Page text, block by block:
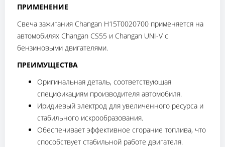
ПРИМЕНЕНИЕ
Свеча зажигания Changan H15T0020700 применяется на
автомобилях Changan CS55 и Changan UNI-V с
бензиновыми двигателями.
ПРЕИМУЩЕСТВА
Оригинальная деталь, соответствующая
спецификациям производителя автомобиля.
Иридиевый электрод для увеличенного ресурса и
стабильного искрообразования.
Обеспечивает эффективное сгорание топлива, что
способствует стабильной работе двигателя.